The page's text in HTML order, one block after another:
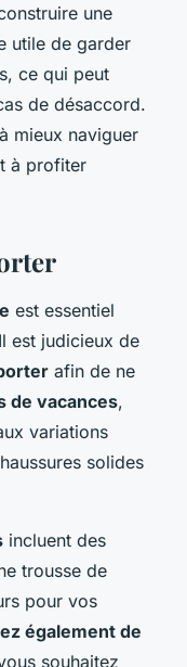
une
utile de garder
ce qui peut
de désaccord.
mieux naviguer
à profiter
est essentiel
est judicieux de
afin de ne
de vacances,
variations
solides
incluent des
trousse de
pour vos
également de
souhaitez